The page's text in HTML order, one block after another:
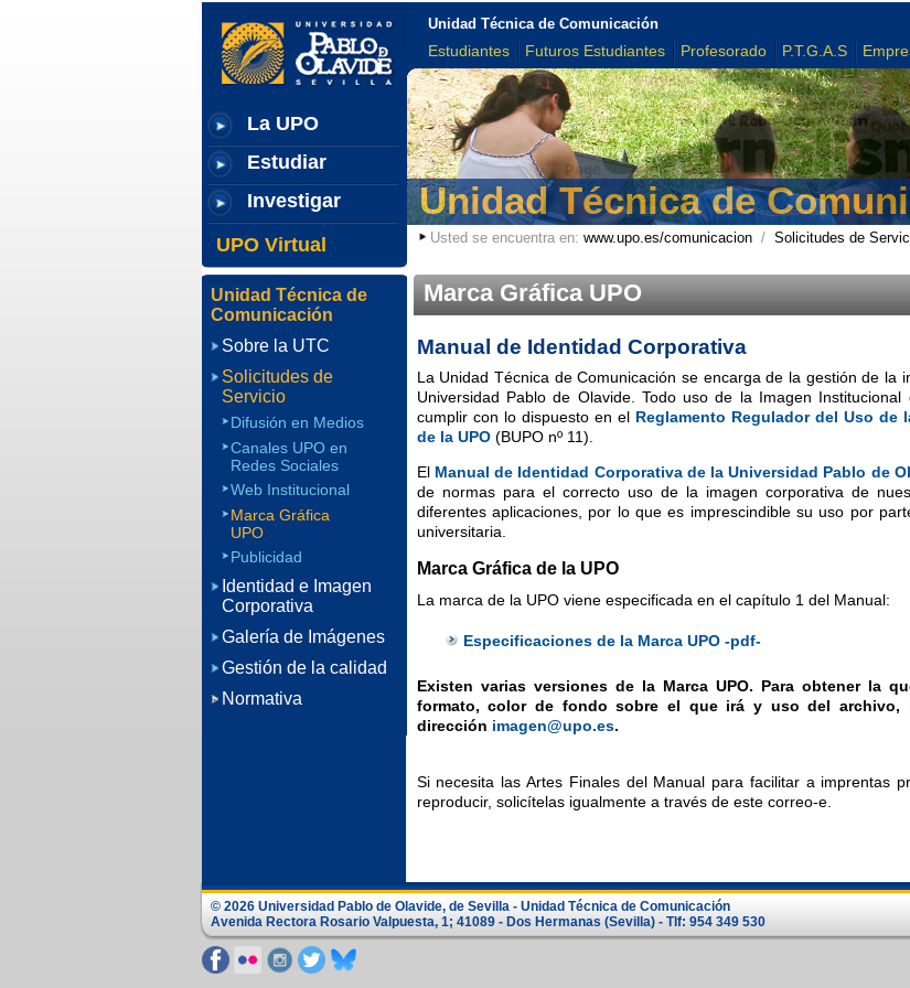
La UPO
Estudiar
Investigar
UPO Virtual
Unidad Técnica de Comunicación
Estudiantes Futuros Estudiantes Profesorado P.T.G.A.S
Unidad Técnica de
Usted se encuentra en: www.upo.es/comunicacion/ Solicitudes de
Marca Gráfica UPO
Manual de Identidad Corporativa
La Unidad Técnica de Comunicación se encarga de la gestión de la
Universidad Pablo de Olavide. Todo uso de la Imagen
cumplir con lo dispuesto en el Reglamento Regulador del Uso de
de la UPO(BUPO nº 11).
El Manual de Identidad Corporativa de la Universidad Pablo de
de normas para el correcto uso de la imagen corporativa de
diferentes aplicaciones, por lo que es imprescindible su uso por
universitaria.
Marca Gráfica de la UPO
La marca de la UPO viene especificada en el capítulo 1 del Manual:
Especificaciones de la Marca UPO -pdf-
Existen varias versiones de la Marca UPO. Para obtener la
formato, color de fondo sobre el que irá y uso del archivo,
dirección imagen@upo.es.
Si necesita las Artes Finales del Manual para facilitar a imprentas
reproducir, solicítelas igualmente a través de este correo-e.
Unidad Técnica de
Comunicación
Sobre la UTC
Solicitudes de
Servicio
Difusión en Medios
Canales UPO en
Redes Sociales
Web Institucional
Marca Gráfica
UPO
Publicidad
Identidad e Imagen
Corporativa
Galería de Imágenes
Gestión de la calidad
Normativa
© 2026 Universidad Pablo de Olavide, de Sevilla - Unidad Técnica de Comunicación
Avenida Rectora Rosario Valpuesta, 1; 41089 - Dos Hermanas (Sevilla) - Tlf: 954 349 530